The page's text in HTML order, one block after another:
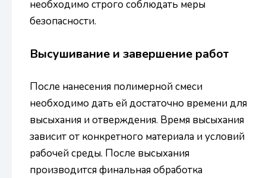
необходимо строго соблюдать меры
безопасности.
Высушивание и завершение работ
После нанесения полимерной смеси
необходимо дать ей достаточно времени для
высыхания и отверждения. Время высыхания
зависит от конкретного материала и условий
рабочей среды. После высыхания
производится финальная обработка